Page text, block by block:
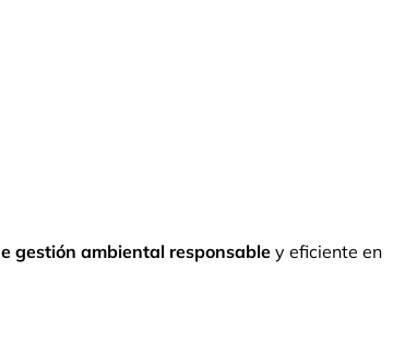
gestión ambiental responsabley eficiente en